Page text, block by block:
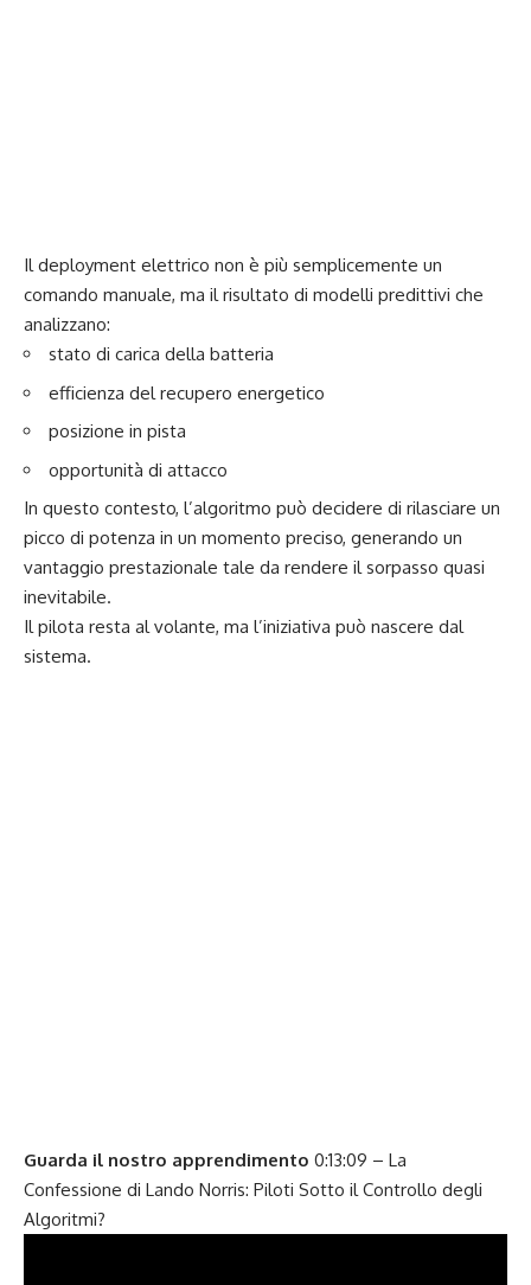
Il deployment elettrico non è più semplicemente un
comando manuale, ma il risultato di modelli predittivi che
analizzano:
stato di carica della batteria
efficienza del recupero energetico
posizione in pista
opportunità di attacco
In questo contesto, l’algoritmo può decidere di rilasciare un
picco di potenza in un momento preciso, generando un
vantaggio prestazionale tale da rendere il sorpasso quasi
inevitabile.
Il pilota resta al volante, ma l’iniziativa può nascere dal
sistema.
Guarda il nostro apprendimento 0:13:09 – La
Confessione di Lando Norris: Piloti Sotto il Controllo degli
Algoritmi?